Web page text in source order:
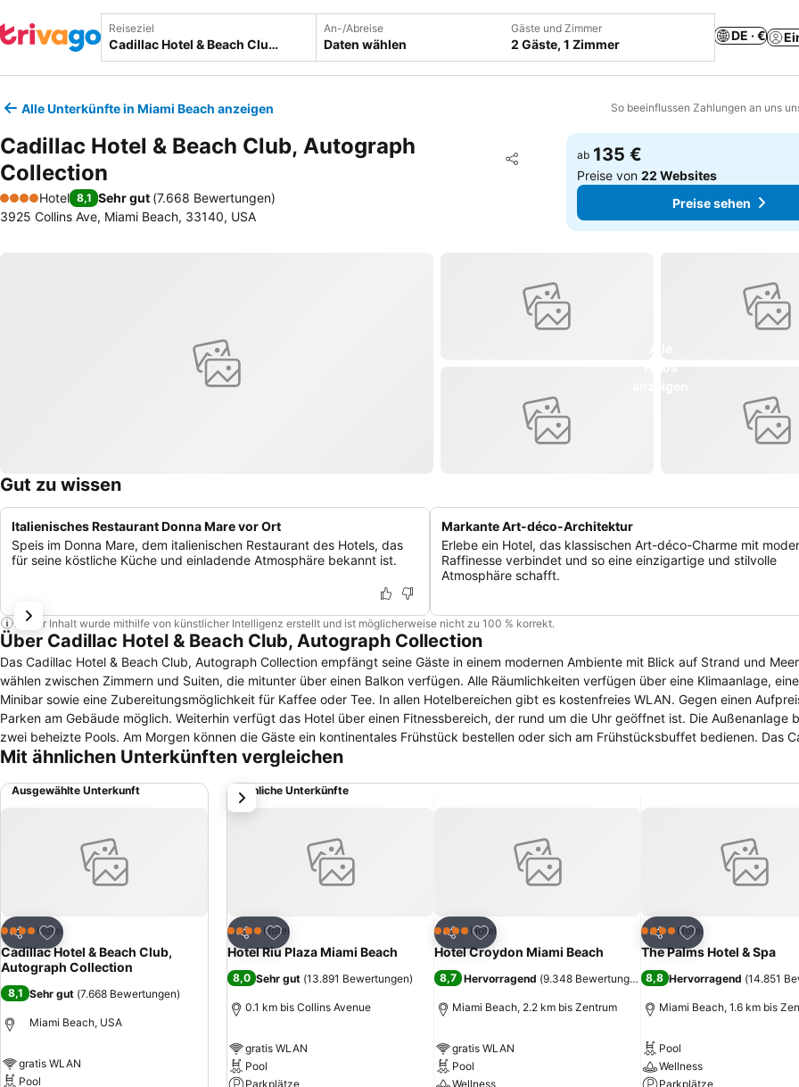
Reiseziel An-/Abreise
Daten wählen
Gäste und Zimmer
2 Gäste, 1 Zimmer
DE · €
Alle Unterkünfte in Miami Beach anzeigen So beeinflussen Zahlungen an uns
Cadillac Hotel & Beach Club, Autograph
Collection
Teilen
Zu Favoriten hinzufügen
4 Sterne
Hotel 8,1 Sehr gut (7.668 Bewertungen)
3925 Collins Ave, Miami Beach, 33140, USA
ab 135 €
Preise von22 Websites
Preise sehen
Gut zu wissen
Italienisches Restaurant Donna Mare vor Ort
Speis im Donna Mare, dem italienischen Restaurant des Hotels, das
für seine köstliche Küche und einladende Atmosphäre bekannt ist.
Markante Art-déco-Architektur
Erlebe ein Hotel, das klassischen Art-déco-Charme mit
Raffinesse verbindet und so eine einzigartige und stilvolle
Atmosphäre schafft.
Dieser Inhalt wurde mithilfe von künstlicher Intelligenz erstellt und ist möglicherweise nicht zu 100 % korrekt.
Über Cadillac Hotel & Beach Club, Autograph Collection
Das Cadillac Hotel & Beach Club, Autograph Collection empfängt seine Gäste in einem modernen Ambiente mit Blick auf Strand und Meer.
wählen zwischen Zimmern und Suiten, die mitunter über einen Balkon verfügen. Alle Räumlichkeiten verfügen über eine Klimaanlage,
Minibar sowie eine Zubereitungsmöglichkeit für Kaffee oder Tee. In allen Hotelbereichen gibt es kostenfreies WLAN. Gegen einen Aufpreis ist das
Parken am Gebäude möglich. Weiterhin verfügt das Hotel über einen Fitnessbereich, der rund um die Uhr geöffnet ist. Die Außenanlage
zwei beheizte Pools. Am Morgen können die Gäste ein kontinentales Frühstück bestellen oder sich am Frühstücksbuffet bedienen. Das Cadillac Hotel
& Beach Club, Autograph Collection verfügt zudem über zwei Bars. In der Lobby Bar werden Cocktails serviert und in der Oceanfront
Catholic Church fährt man vier Minuten mit dem Auto.
Mit ähnlichen Unterkünften vergleichen
Ausgewählte Unterkunft
Teilen
Zu Favoriten hinzufügen
4 SterneHotel
Cadillac Hotel & Beach Club,
Autograph Collection
8,1 Sehr gut (7.668 Bewertungen)
Miami Beach, USA
gratis WLAN
Pool
Ähnliche Unterkünfte
Teilen
Zu Favoriten hinzufügen
4 SterneHotel
Hotel Riu Plaza Miami Beach
8,0 Sehr gut (13.891 Bewertungen)
0.1 km bis Collins Avenue
gratis WLAN
Pool
Parkplätze
Teilen
Zu Favoriten hinzufügen
4 SterneHotel
Hotel Croydon Miami Beach
8,7 Hervorragend (9.348 Bewertungen)
Miami Beach, 2.2 km bis Zentrum
gratis WLAN
Pool
Wellness
Teilen
Zu Favoriten
4 SterneHotel
The Palms Hotel & Spa
8,8 Hervorragend (14.851
Miami Beach, 1.6 km bis
Pool
Wellness
Parkplätze
weiter